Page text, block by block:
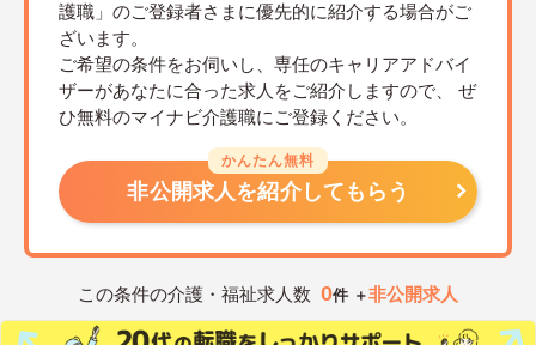
護職」のご登録者さまに優先的に紹介する場合がご
ざいます。
ご希望の条件をお伺いし、専任のキャリアアドバイ
ザーがあなたに合った求人をご紹介しますので、
ぜ
ひ無料のマイナビ介護職にご登録ください。
かんたん無料
非公開求人を紹介してもらう
この条件の介護・福祉求人数 0件 ＋非公開求人